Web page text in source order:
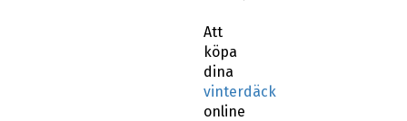
Att
köpa
dina
vinterdäck
online